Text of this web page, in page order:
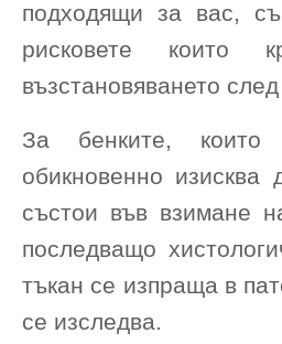
подходящи за вас,
рисковете които
възстановяването
За бенките, които
обикновенно изисква
състои във взимане
последващо
тъкан се изпраща в
се изследва.